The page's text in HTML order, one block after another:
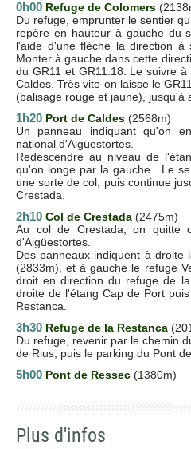
0h00 Refuge de Colomers
Du refuge, emprunter le sentier
repère en hauteur à gauche du
l'aide d'une flèche la direction à
Monter à gauche dans cette
du GR11 et GR11.18. Le suivre
Caldes. Très vite on laisse le
(balisage rouge et jaune), jusqu'à
1h20 Port de Caldes (2568m)
Un panneau indiquant qu'on
national d'Aigüestortes.
Redescendre au niveau de
qu'on longe par la gauche. Le
une sorte de col, puis continue
Crestada.
2h10 Col de Crestada (2475m)
Au col de Crestada, on quitte
d'Aigüestortes.
Des panneaux indiquent à
(2833m), et à gauche le refuge
droit en direction du refuge de
droite de l'étang Cap de Port
Restanca.
3h30 Refuge de la Restanca
Du refuge, revenir par le chemin
de Rius, puis le parking du Pont
5h00 Pont de Ressec (1380m)
Plus d'infos